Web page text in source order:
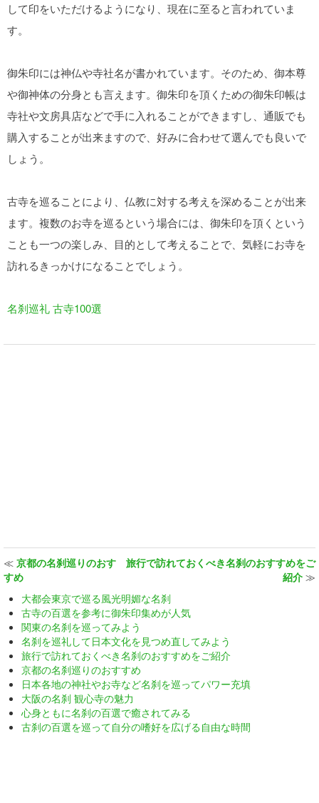
して印をいただけるようになり、現在に至ると言われていま
す。
御朱印には神仏や寺社名が書かれています。そのため、御本尊
や御神体の分身とも言えます。御朱印を頂くための御朱印帳は
寺社や文房具店などで手に入れることができますし、通販でも
購入することが出来ますので、好みに合わせて選んでも良いで
しょう。
古寺を巡ることにより、仏教に対する考えを深めることが出来
ます。複数のお寺を巡るという場合には、御朱印を頂くという
ことも一つの楽しみ、目的として考えることで、気軽にお寺を
訪れるきっかけになることでしょう。
名刹巡礼 古寺100選
≪ 京都の名刹巡りのおす
すめ
旅行で訪れておくべき名刹のおすすめをご
紹介 ≫
大都会東京で巡る風光明媚な名刹
古寺の百選を参考に御朱印集めが人気
関東の名刹を巡ってみよう
名刹を巡礼して日本文化を見つめ直してみよう
旅行で訪れておくべき名刹のおすすめをご紹介
京都の名刹巡りのおすすめ
日本各地の神社やお寺など名刹を巡ってパワー充填
大阪の名刹 観心寺の魅力
心身ともに名刹の百選で癒されてみる
古刹の百選を巡って自分の嗜好を広げる自由な時間